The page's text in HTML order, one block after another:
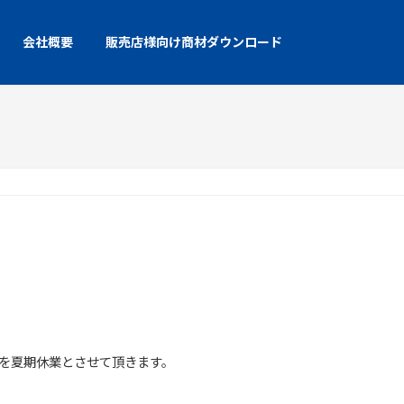
会社概要 販売店様向け商材ダウンロード
期休業とさせて頂きます。